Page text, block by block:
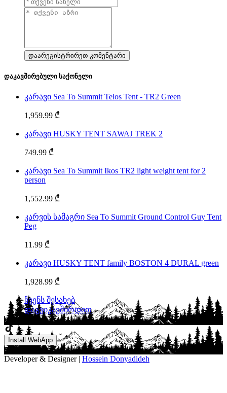
დაკავშირებული საქონელი
კარავი Sea To Summit Telos Tent - TR2 Green
1,959.99 ₾
კარავი HUSKY TENT SAWAJ TREK 2
749.99 ₾
კარავი Sea To Summit Ikos TR2 light weight tent for 2
person
1,552.99 ₾
კარვის სამაგრი Sea To Summit Ground Control Guy Tent
Peg
11.99 ₾
კარავი HUSKY TENT family BOSTON 4 DURAL green
1,928.99 ₾
ჩვენს შესახებ
დაგვიკავშირდით
Install WebApp
© 2025 MGT Group – All rights reserved.
Developer & Designer | Hossein Donyadideh